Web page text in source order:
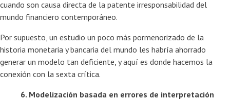
cuando son causa directa de la patente irresponsabilidad del
mundo financiero contemporáneo.
Por supuesto, un estudio un poco más pormenorizado de la
historia monetaria y bancaria del mundo les habría ahorrado
generar un modelo tan deficiente, y aquí es donde hacemos la
conexión con la sexta crítica.
6. Modelización basada en errores de interpretación